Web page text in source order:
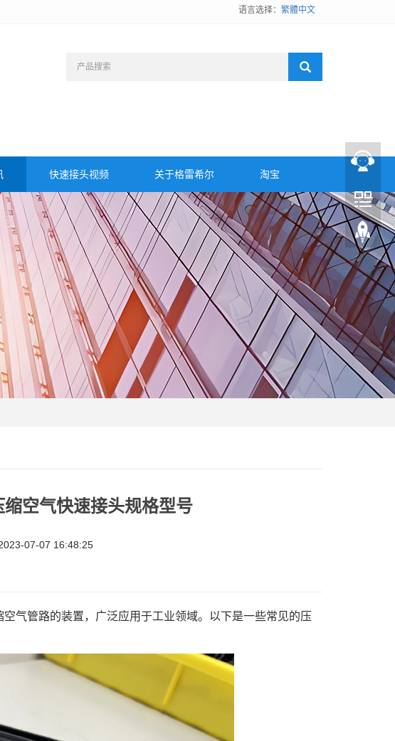
语言选择： 繁體中文
快速接头视频 关于格雷希尔 淘宝
空气快速接头规格型号
07-07 16:48:25
气管路的装置，广泛应用于工业领域。以下是一些常见的压